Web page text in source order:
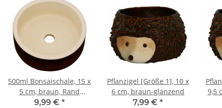
500ml Bonsaischale, 15 x
5 cm, braun, Rand
unglasiert
9,99 € *
Pflanzigel [Größe 1], 10 x
6 cm, braun-glänzend
7,99 € *
9,5